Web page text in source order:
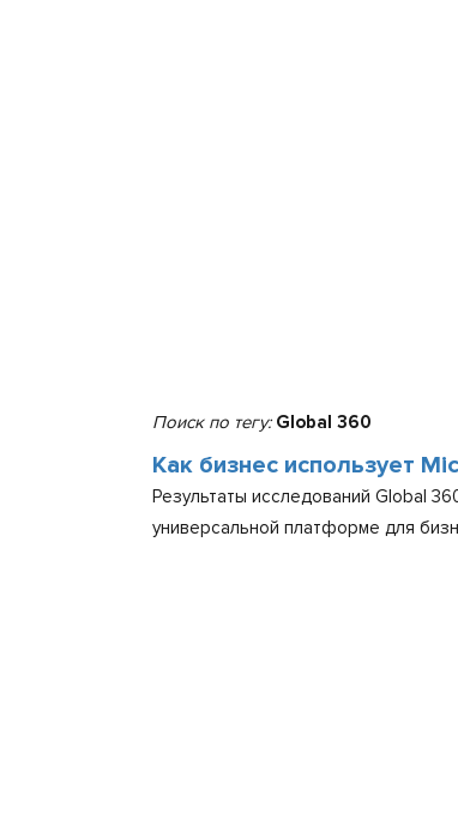
Поиск по тегу: Global 360
Как бизнес использует
Результаты исследований Global
универсальной платформе для